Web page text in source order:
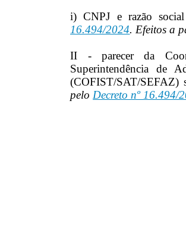
i) CNPJ e razão
16.494/2024. Efeitos a
II - parecer da
Superintendência de
(COFIST/SAT/SEFAZ)
peloDecreto nº 16.494/